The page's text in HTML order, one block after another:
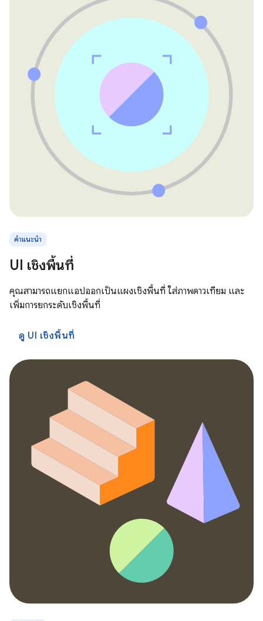
คำแนะนำ
UI เชิงพื้นที่
คุณสามารถแยกแอปออกเป็นแผงเชิงพื้นที่ ใส่ภาพดาวเทียม และ
เพิ่มการยกระดับเชิงพื้นที่
ดู UI เชิงพื้นที่